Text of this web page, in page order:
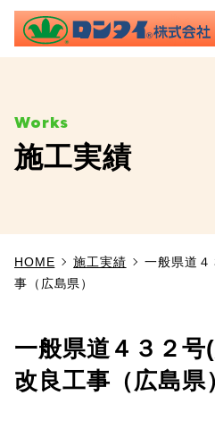
TOP
施工実績
よくあるご質問
施工実績
HOME 施工実績
一般県道４
事（広島県）
一般県道４３２
改良工事（広島県